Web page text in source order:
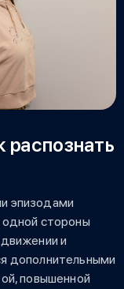
эпизодами
стороны
и
дополнительными
повышенной